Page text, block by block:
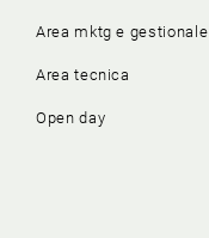
Area mktg e gestionale
Area tecnica
Open day